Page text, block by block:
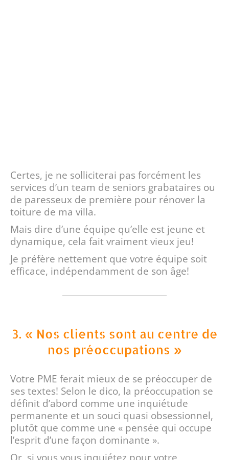
Certes, je ne solliciterai pas forcément les
services d’un team de seniors grabataires ou
de paresseux de première pour rénover la
toiture de ma villa.
Mais dire d’une équipe qu’elle est jeune et
dynamique, cela fait vraiment vieux jeu!
Je préfère nettement que votre équipe soit
efficace, indépendamment de son âge!
3. « Nos clients sont au centre de
nos préoccupations »
Votre PME ferait mieux de se préoccuper de
ses textes! Selon le dico, la préoccupation se
définit d’abord comme une inquiétude
permanente et un souci quasi obsessionnel,
plutôt que comme une « pensée qui occupe
l’esprit d’une façon dominante ».
Or, si vous vous inquiétez pour votre